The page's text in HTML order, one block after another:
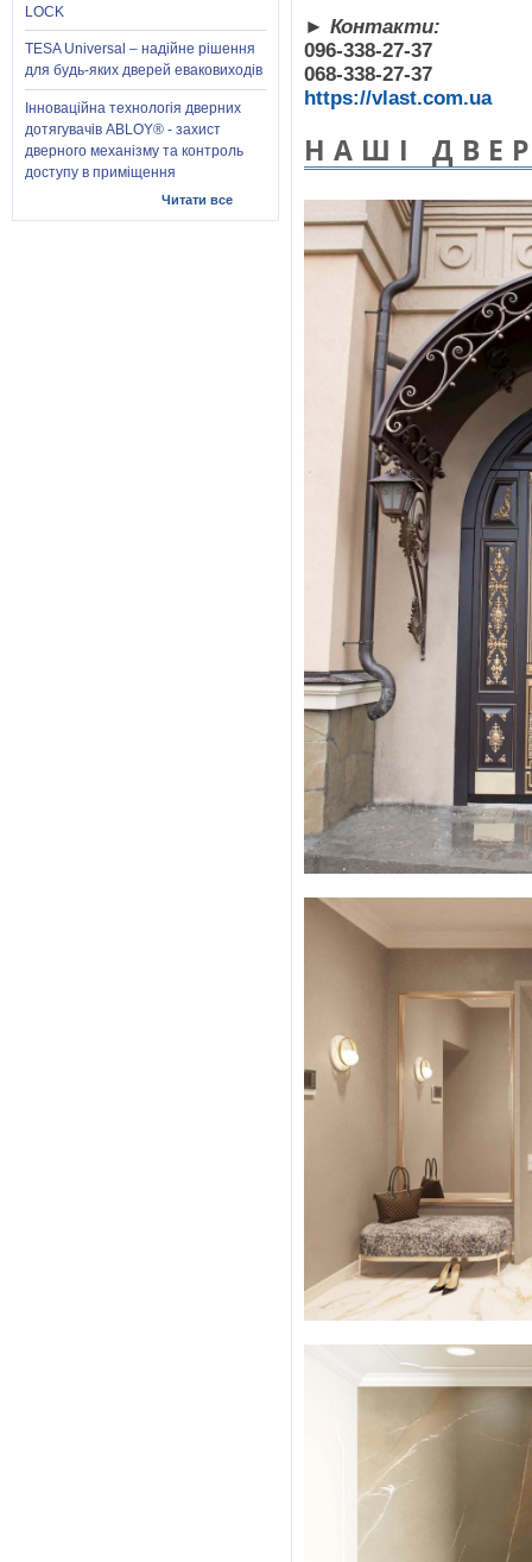
► Контакти:
096-338-27-37
068-338-27-37
https://vlast.com.ua
НАШІ
LOCK
TESA Universal – надійне рішення
для будь-яких дверей еваковиходів
Інноваційна технологія дверних
дотягувачів ABLOY® - захист
дверного механізму та контроль
доступу в приміщення
Читати все